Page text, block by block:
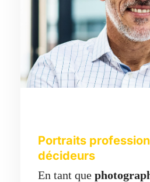
Portraits
décideurs
En tant que